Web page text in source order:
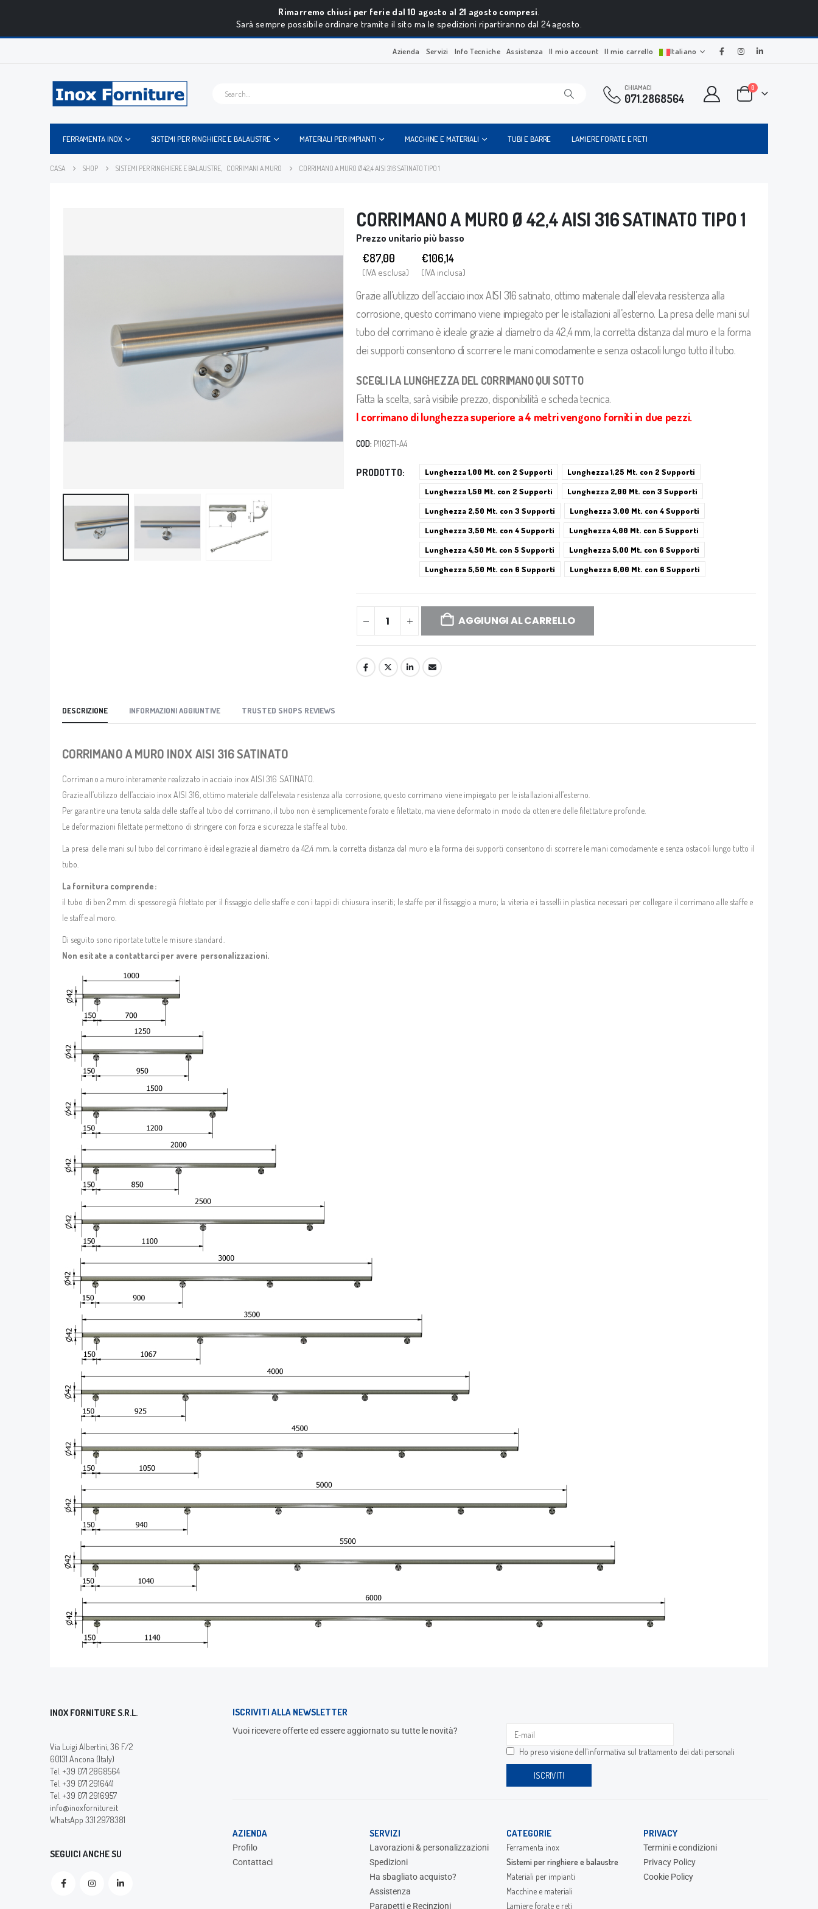
Rimarremo chiusi per ferie dal 10 agosto al 21 agosto compresi.
Sarà sempre possibile ordinare tramite il sito ma le spedizioni ripartiranno dal 24 agosto.
Azienda Servizi Info Tecniche Assistenza Il mio account Il mio carrello Italiano
CHIAMACI
071.2868564
0
FERRAMENTA INOX SISTEMI PER RINGHIERE E BALAUSTRE MATERIALI PER IMPIANTI MACCHINE E MATERIALI TUBI E BARRE LAMIERE FORATE E RETI
CASA SHOP SISTEMI PER RINGHIERE E BALAUSTRE, CORRIMANI A MURO CORRIMANO A MURO Ø 42,4 AISI 316 SATINATO TIPO 1
CORRIMANO A MURO Ø 42,4 AISI 316 SATINATO TIPO 1
Prezzo unitario più basso
€87,00
(IVA esclusa)
€106,14
(IVA inclusa)
Grazie all’utilizzo dell’acciaio inox AISI 316 satinato, ottimo materiale dall’elevata resistenza alla
corrosione, questo corrimano viene impiegato per le istallazioni all’esterno. La presa delle mani sul
tubo del corrimano è ideale grazie al diametro da 42,4 mm, la corretta distanza dal muro e la forma
dei supporti consentono di scorrere le mani comodamente e senza ostacoli lungo tutto il tubo.
SCEGLI LA LUNGHEZZA DEL CORRIMANO QUI SOTTO
Fatta la scelta, sarà visibile prezzo, disponibilità e scheda tecnica.
I corrimano di lunghezza superiore a 4 metri vengono forniti in due pezzi.
COD: P1102T1-A4
PRODOTTO Lunghezza 1,00 Mt. con 2 Supporti
Lunghezza 1,25 Mt. con 2 Supporti
Lunghezza 1,50 Mt. con 2 Supporti
Lunghezza 2,00 Mt. con 3 Supporti
Lunghezza 2,50 Mt. con 3 Supporti
Lunghezza 3,00 Mt. con 4 Supporti
Lunghezza 3,50 Mt. con 4 Supporti
Lunghezza 4,00 Mt. con 5 Supporti
Lunghezza 4,50 Mt. con 5 Supporti
Lunghezza 5,00 Mt. con 6 Supporti
Lunghezza 5,50 Mt. con 6 Supporti
Lunghezza 6,00 Mt. con 6 Supporti
AGGIUNGI AL CARRELLO
DESCRIZIONE INFORMAZIONI AGGIUNTIVE TRUSTED SHOPS REVIEWS
CORRIMANO A MURO INOX AISI 316 SATINATO
Corrimano a muro interamente realizzato in acciaio inox AISI 316 SATINATO.
Grazie all’utilizzo dell’acciaio inox AISI 316, ottimo materiale dall’elevata resistenza alla corrosione, questo corrimano viene impiegato per le istallazioni all’esterno.
Per garantire una tenuta salda delle staffe al tubo del corrimano, il tubo non è semplicemente forato e filettato, ma viene deformato in modo da ottenere delle filettature profonde.
Le deformazioni filettate permettono di stringere con forza e sicurezza le staffe al tubo.
La presa delle mani sul tubo del corrimano è ideale grazie al diametro da 42,4 mm, la corretta distanza dal muro e la forma dei supporti consentono di scorrere le mani comodamente e senza ostacoli lungo tutto il
tubo.
La fornitura comprende:
il tubo di ben 2 mm. di spessore già filettato per il fissaggio delle staffe e con i tappi di chiusura inseriti; le staffe per il fissaggio a muro; la viteria e i tasselli in plastica necessari per collegare il corrimano alle staffe e
le staffe al moro.
Di seguito sono riportate tutte le misure standard.
Non esitate a contattarci per avere personalizzazioni.
INOX FORNITURE S.R.L.
Via Luigi Albertini, 36 F/2
60131 Ancona (Italy)
Tel. +39 071 2868564
Tel. +39 071 2916441
Tel. +39 071 2916957
info@inoxforniture.it
WhatsApp 331 2978381
SEGUICI ANCHE SU
ISCRIVITI ALLA NEWSLETTER
Vuoi ricevere offerte ed essere aggiornato su tutte le novità?
Ho preso visione dell'informativa sul trattamento dei dati personali
AZIENDA
Profilo
Contattaci
SERVIZI
Lavorazioni & personalizzazioni
Spedizioni
Ha sbagliato acquisto?
Assistenza
Parapetti e Recinzioni
CATEGORIE
Ferramenta inox
Sistemi per ringhiere e balaustre
Materiali per impianti
Macchine e materiali
Lamiere forate e reti
PRIVACY
Termini e condizioni
Privacy Policy
Cookie Policy